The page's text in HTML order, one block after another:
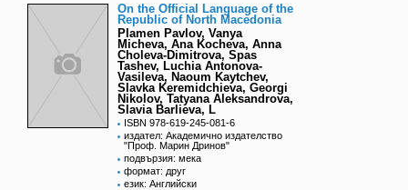
On the Official Language of the
Republic of North Macedonia
Plamen Pavlov, Vanya
Micheva, Ana Kocheva, Anna
Choleva-Dimitrova, Spas
Tashev, Luchia Antonova-
Vasileva, Naoum Kaytchev,
Slavka Keremidchieva, Georgi
Nikolov, Tatyana Aleksandrova,
Slavia Barlieva, L
ISBN 978-619-245-081-6
издател: Академично издателство
"Проф. Марин Дринов"
подвързия: мека
формат: друг
език: Английски